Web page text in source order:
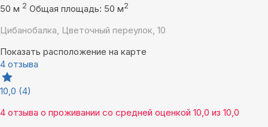
50 м 2 Общая площадь: 50 м2
Цибанобалка, Цветочный переулок, 10
Показать расположение на карте
4 отзыва
10,0 (4)
4 отзыва о проживании со средней оценкой 10,0 из 10,0